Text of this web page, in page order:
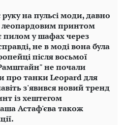
на пульсі моди, давно
леопардовим принтом
пилом у шафах через
не в моді вона була
після восьмої
не почали
про танки Leopard для
з'явився новий тренд
із хештегом
Астаф'єва також